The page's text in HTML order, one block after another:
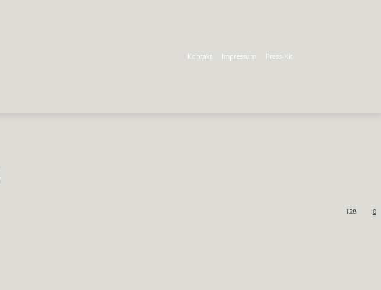
Kontakt
Impressum Press-Kit
0
128